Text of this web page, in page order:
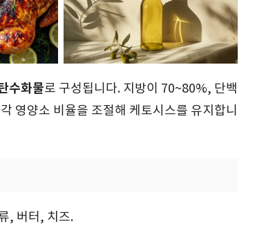
수화물로 구성됩니다. 지방이 70~80%, 단백
영양소 비율을 조절해 케토시스를 유지합니
, 버터, 치즈.